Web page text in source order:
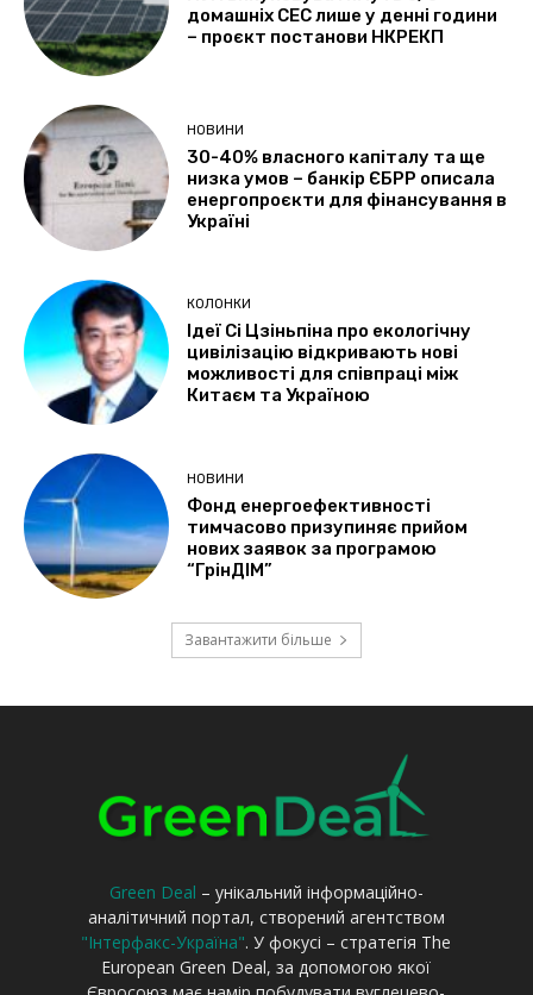
Green Deal – унікальний інформаційно-
аналітичний портал, створений агентством
"Інтерфакс-Україна". У фокусі – стратегія The
European Green Deal, за допомогою якої